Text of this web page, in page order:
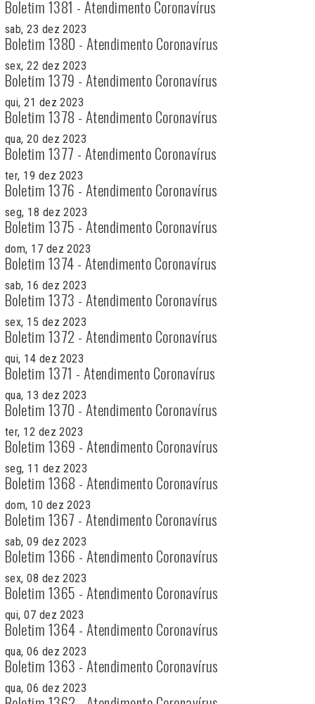
Boletim 1381 - Atendimento Coronavírus
sab, 23 dez 2023
Boletim 1380 - Atendimento Coronavírus
sex, 22 dez 2023
Boletim 1379 - Atendimento Coronavírus
qui, 21 dez 2023
Boletim 1378 - Atendimento Coronavírus
qua, 20 dez 2023
Boletim 1377 - Atendimento Coronavírus
ter, 19 dez 2023
Boletim 1376 - Atendimento Coronavírus
seg, 18 dez 2023
Boletim 1375 - Atendimento Coronavírus
dom, 17 dez 2023
Boletim 1374 - Atendimento Coronavírus
sab, 16 dez 2023
Boletim 1373 - Atendimento Coronavírus
sex, 15 dez 2023
Boletim 1372 - Atendimento Coronavírus
qui, 14 dez 2023
Boletim 1371 - Atendimento Coronavírus
qua, 13 dez 2023
Boletim 1370 - Atendimento Coronavírus
ter, 12 dez 2023
Boletim 1369 - Atendimento Coronavírus
seg, 11 dez 2023
Boletim 1368 - Atendimento Coronavírus
dom, 10 dez 2023
Boletim 1367 - Atendimento Coronavírus
sab, 09 dez 2023
Boletim 1366 - Atendimento Coronavírus
sex, 08 dez 2023
Boletim 1365 - Atendimento Coronavírus
qui, 07 dez 2023
Boletim 1364 - Atendimento Coronavírus
qua, 06 dez 2023
Boletim 1363 - Atendimento Coronavírus
qua, 06 dez 2023